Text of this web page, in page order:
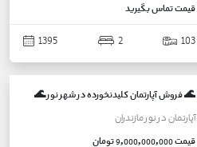
قیمتتماس بگیرید
103
2
1395
🌊 فروش آپارتمان کلیدنخورده در شهر نور 🌊
آپارتماندرنورمازندران
قیمت9,000,000,000 تومان